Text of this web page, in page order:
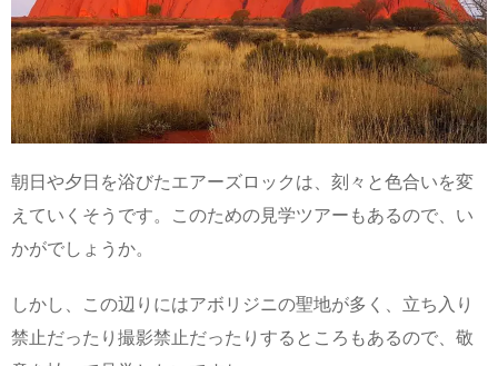
朝日や夕日を浴びたエアーズロックは、刻々と色合いを変
えていくそうです。このための見学ツアーもあるので、い
かがでしょうか。
しかし、この辺りにはアボリジニの聖地が多く、立ち入り
禁止だったり撮影禁止だったりするところもあるので、敬